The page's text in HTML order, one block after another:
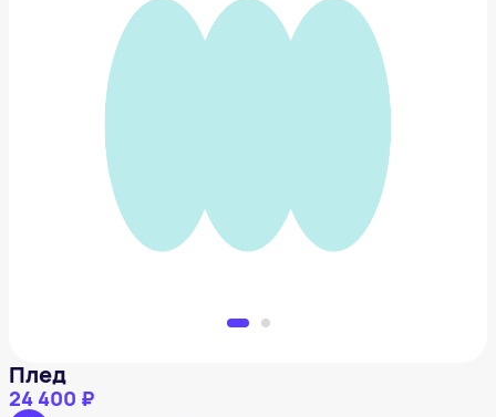
Плед
24 400 ₽